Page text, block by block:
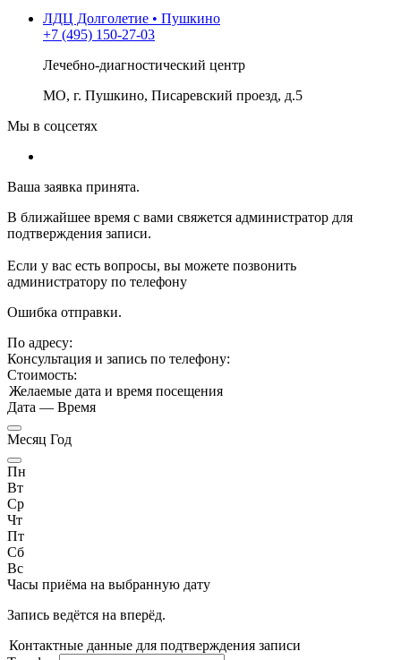
ЛДЦ Долголетие • Пушкино
+7 (495) 150-27-03
Лечебно-диагностический центр
МО, г. Пушкино, Писаревский проезд, д.5
Мы в соцсетях
Ваша заявка принята.
В ближайшее время с вами свяжется администратор для
подтверждения записи.
Если у вас есть вопросы, вы можете позвонить
администратору по телефону
Ошибка отправки.
По адресу:
Консультация и запись по телефону:
Стоимость:
Желаемые дата и время посещения
Дата — Время
Месяц Год
Пн
Вт
Ср
Чт
Пт
Сб
Вс
Часы приёма на выбранную дату
Запись ведётся на вперёд.
Контактные данные для подтверждения записи